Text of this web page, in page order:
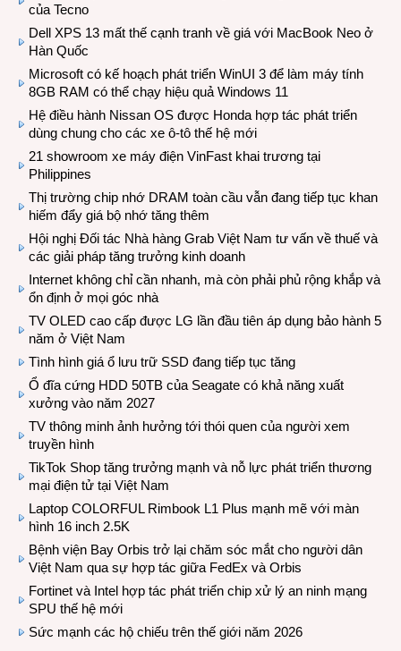
của Tecno
Dell XPS 13 mất thế cạnh tranh về giá với MacBook Neo ở
Hàn Quốc
Microsoft có kế hoạch phát triển WinUI 3 để làm máy tính
8GB RAM có thể chạy hiệu quả Windows 11
Hệ điều hành Nissan OS được Honda hợp tác phát triển
dùng chung cho các xe ô-tô thế hệ mới
21 showroom xe máy điện VinFast khai trương tại
Philippines
Thị trường chip nhớ DRAM toàn cầu vẫn đang tiếp tục khan
hiếm đẩy giá bộ nhớ tăng thêm
Hội nghị Đối tác Nhà hàng Grab Việt Nam tư vấn về thuế và
các giải pháp tăng trưởng kinh doanh
Internet không chỉ cần nhanh, mà còn phải phủ rộng khắp và
ổn định ở mọi góc nhà
TV OLED cao cấp được LG lần đầu tiên áp dụng bảo hành 5
năm ở Việt Nam
Tình hình giá ổ lưu trữ SSD đang tiếp tục tăng
Ổ đĩa cứng HDD 50TB của Seagate có khả năng xuất
xưởng vào năm 2027
TV thông minh ảnh hưởng tới thói quen của người xem
truyền hình
TikTok Shop tăng trưởng mạnh và nỗ lực phát triển thương
mại điện tử tại Việt Nam
Laptop COLORFUL Rimbook L1 Plus mạnh mẽ với màn
hình 16 inch 2.5K
Bệnh viện Bay Orbis trở lại chăm sóc mắt cho người dân
Việt Nam qua sự hợp tác giữa FedEx và Orbis
Fortinet và Intel hợp tác phát triển chip xử lý an ninh mạng
SPU thế hệ mới
Sức mạnh các hộ chiếu trên thế giới năm 2026